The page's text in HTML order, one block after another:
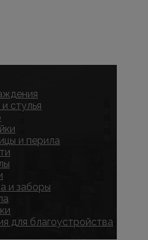
стулья
и перила
и заборы
для благоустройства